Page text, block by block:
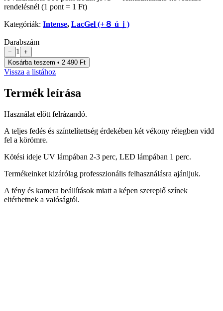
rendelésnél (1 pont = 1 Ft)
Kategóriák: Intense, LacGel (+８ úｊ)
Darabszám
− 1
+
Kosárba teszem • 2 490 Ft
Vissza a listához
Termék leírása
Használat előtt felrázandó.
A teljes fedés és színtelítettség érdekében két vékony rétegben vidd
fel a körömre.
Kötési ideje UV lámpában 2-3 perc, LED lámpában 1 perc.
Termékeinket kizárólag professzionális felhasználásra ajánljuk.
A fény és kamera beállítások miatt a képen szereplő színek
eltérhetnek a valóságtól.